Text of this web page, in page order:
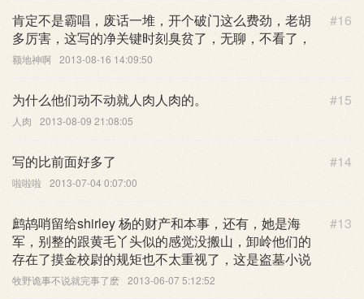
#16
肯定不是霸唱，废话一堆，开个破门这么费劲，老胡
多厉害，这写的净关键时刻臭贫了，无聊，不看了，
额地神啊 2013-08-16 14:09:50
#15
为什么他们动不动就人肉人肉的。
人肉 2013-08-09 21:08:05
#14
写的比前面好多了
啦啦啦 2013-07-04 0:07:00
#13
鹧鸪哨留给shirley 杨的财产和本事，还有，她是海
军，别整的跟黄毛丫头似的感觉没搬山，卸岭他们的
存在了摸金校尉的规矩也不太重视了，这是盗墓小说
牧野诡事不说就完事了麽 2013-06-07 5:12:52